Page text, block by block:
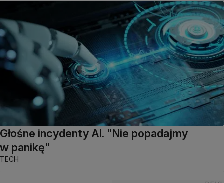
Głośne incydenty AI. "Nie popadajmy
w panikę"
TECH